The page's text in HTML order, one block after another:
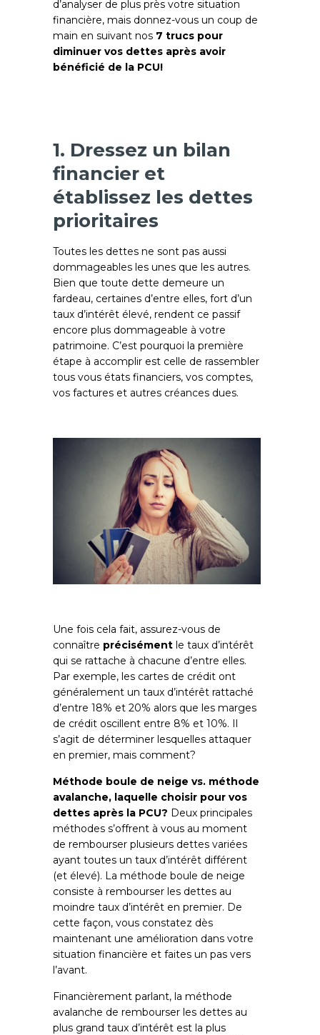
d’analyser de plus près votre situation
financière, mais donnez-vous un coup de
main en suivant nos 7 trucs pour
diminuer vos dettes après avoir
bénéficié de la PCU!
1. Dressez un bilan
financier et
établissez les dettes
prioritaires
Toutes les dettes ne sont pas aussi
dommageables les unes que les autres.
Bien que toute dette demeure un
fardeau, certaines d’entre elles, fort d’un
taux d’intérêt élevé, rendent ce passif
encore plus dommageable à votre
patrimoine. C’est pourquoi la première
étape à accomplir est celle de rassembler
tous vous états financiers, vos comptes,
vos factures et autres créances dues.
Une fois cela fait, assurez-vous de
connaître précisément le taux d’intérêt
qui se rattache à chacune d’entre elles.
Par exemple, les cartes de crédit ont
généralement un taux d’intérêt rattaché
d’entre 18% et 20% alors que les marges
de crédit oscillent entre 8% et 10%. Il
s’agit de déterminer lesquelles attaquer
en premier, mais comment?
Méthode boule de neige vs. méthode
avalanche, laquelle choisir pour vos
dettes après la PCU? Deux principales
méthodes s’offrent à vous au moment
de rembourser plusieurs dettes variées
ayant toutes un taux d’intérêt différent
(et élevé). La méthode boule de neige
consiste à rembourser les dettes au
moindre taux d’intérêt en premier. De
cette façon, vous constatez dès
maintenant une amélioration dans votre
situation financière et faites un pas vers
l’avant.
Financièrement parlant, la méthode
avalanche de rembourser les dettes au
plus grand taux d’intérêt est la plus